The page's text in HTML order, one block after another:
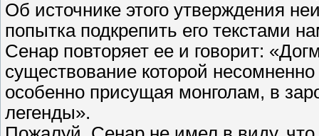
Об источнике этого утверждения
попытка подкрепить его текстами
Сенар повторяет ее и говорит:
существование которой
особенно присущая монголам, в
легенды».